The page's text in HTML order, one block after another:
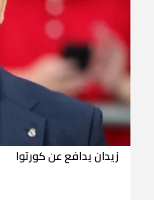
زيدان يدافع عن كورتوا